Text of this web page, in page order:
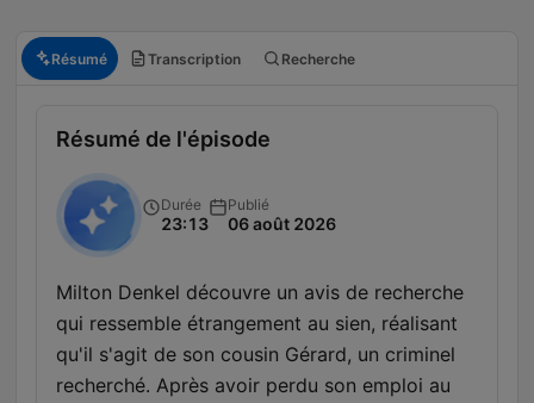
Résumé Transcription Recherche
Résumé de l'épisode
Durée
23:13
Publié
06 août 2026
Milton Denkel découvre un avis de recherche
qui ressemble étrangement au sien, réalisant
qu'il s'agit de son cousin Gérard, un criminel
recherché. Après avoir perdu son emploi au